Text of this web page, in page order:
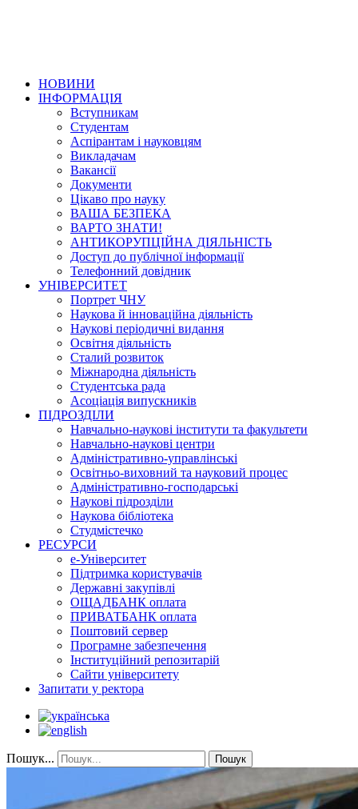
НОВИНИ
ІНФОРМАЦІЯ
Вступникам
Студентам
Аспірантам і науковцям
Викладачам
Вакансії
Документи
Цікаво про науку
ВАША БЕЗПЕКА
ВАРТО ЗНАТИ!
АНТИКОРУПЦІЙНА ДІЯЛЬНІСТЬ
Доступ до публічної інформації
Телефонний довідник
УНІВЕРСИТЕТ
Портрет ЧНУ
Наукова й інноваційна діяльність
Наукові періодичні видання
Освітня діяльність
Сталий розвиток
Міжнародна діяльність
Студентська рада
Асоціація випускників
ПІДРОЗДІЛИ
Навчально-наукові інститути та факультети
Навчально-наукові центри
Адміністративно-управлінські
Освітньо-виховний та науковий процес
Адміністративно-господарські
Наукові підрозділи
Наукова бібліотека
Студмістечко
РЕСУРСИ
е-Університет
Підтримка користувачів
Державні закупівлі
ОЩАДБАНК оплата
ПРИВАТБАНК оплата
Поштовий сервер
Програмне забезпечення
Інституційний репозитарій
Сайти університету
Запитати у ректора
Пошук... Пошук